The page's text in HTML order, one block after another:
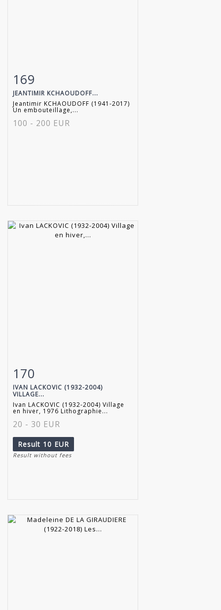
Item detail
169
JEANTIMIR KCHAOUDOFF...
Jeantimir KCHAOUDOFF (1941-2017)
Un embouteillage,...
100 - 200 EUR
Item detail
170
IVAN LACKOVIC (1932-2004)
VILLAGE...
Ivan LACKOVIC (1932-2004) Village
en hiver, 1976 Lithographie...
20 - 30 EUR
Result 10 EUR
Result without fees